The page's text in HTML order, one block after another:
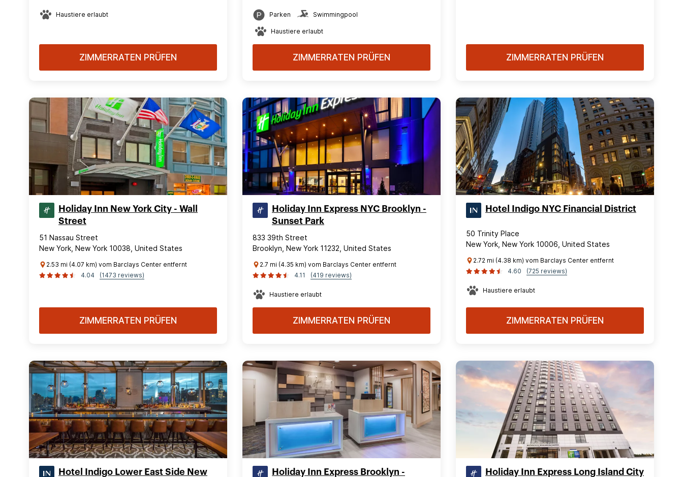
Haustiere erlaubt
ZIMMERRATEN PRÜFEN
Parken Swimmingpool
Haustiere erlaubt
ZIMMERRATEN PRÜFEN ZIMMERRATEN PRÜFEN
Holiday Inn New York City - Wall
Street
51 Nassau Street
New York, New York 10038, United States
2.53 mi (4.07 km) vom Barclays Center entfernt
4.04
(1473 reviews)
ZIMMERRATEN PRÜFEN
Holiday Inn Express NYC Brooklyn -
Sunset Park
833 39th Street
Brooklyn, New York 11232, United States
2.7 mi (4.35 km) vom Barclays Center entfernt
4.11
(419 reviews)
Haustiere erlaubt
ZIMMERRATEN PRÜFEN
Hotel Indigo NYC Financial District
50 Trinity Place
New York, New York 10006, United States
2.72 mi (4.38 km) vom Barclays Center entfernt
4.60
(725 reviews)
Haustiere erlaubt
ZIMMERRATEN PRÜFEN
Hotel Indigo Lower East Side New
Holiday Inn Express Brooklyn -
Holiday Inn Express Long Island City